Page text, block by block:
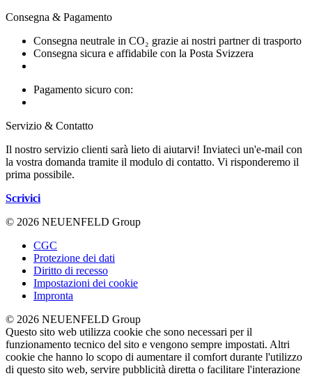
Consegna & Pagamento
Consegna neutrale in CO₂ grazie ai nostri partner di trasporto
Consegna sicura e affidabile con la Posta Svizzera
Pagamento sicuro con:
Servizio & Contatto
Il nostro servizio clienti sarà lieto di aiutarvi! Inviateci un'e-mail con
la vostra domanda tramite il modulo di contatto. Vi risponderemo il
prima possibile.
Scrivici
© 2026 NEUENFELD Group
CGC
Protezione dei dati
Diritto di recesso
Impostazioni dei cookie
Impronta
© 2026 NEUENFELD Group
Questo sito web utilizza cookie che sono necessari per il
funzionamento tecnico del sito e vengono sempre impostati. Altri
cookie che hanno lo scopo di aumentare il comfort durante l'utilizzo
di questo sito web, servire pubblicità diretta o facilitare l'interazione